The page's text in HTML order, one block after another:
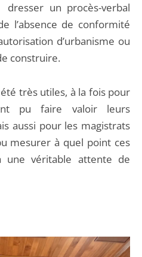
un procès-verbal
l’absence de conformité
d’urbanisme ou
construire.
très utiles, à la fois pour
pu faire valoir leurs
aussi pour les magistrats
mesurer à quel point ces
une véritable attente de